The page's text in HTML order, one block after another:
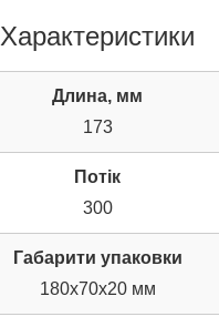
Характеристики
Длина, мм
173
Потік
300
Габарити упаковки
180x70x20 мм